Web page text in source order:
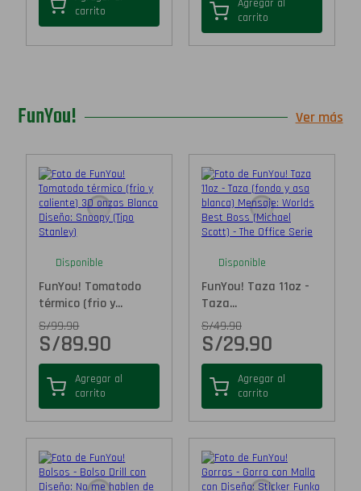
carrito
Agregar al
carrito
FunYou! Ver más
Disponible
FunYou! Tomatodo
térmico (frio y...
S/99.90
S/89.90
Agregar al
carrito
Disponible
FunYou! Taza 11oz -
Taza...
S/49.90
S/29.90
Agregar al
carrito